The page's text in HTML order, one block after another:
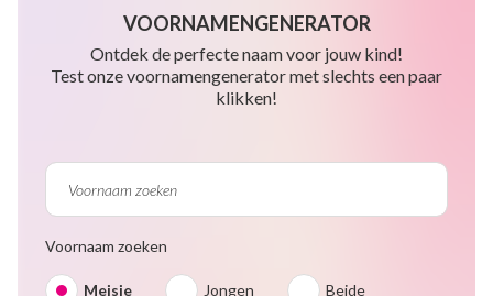
VOORNAMENGENERATOR
Ontdek de perfecte naam voor jouw kind!
Test onze voornamengenerator met slechts een paar
klikken!
Voornaam zoeken
Meisje Jongen Beide